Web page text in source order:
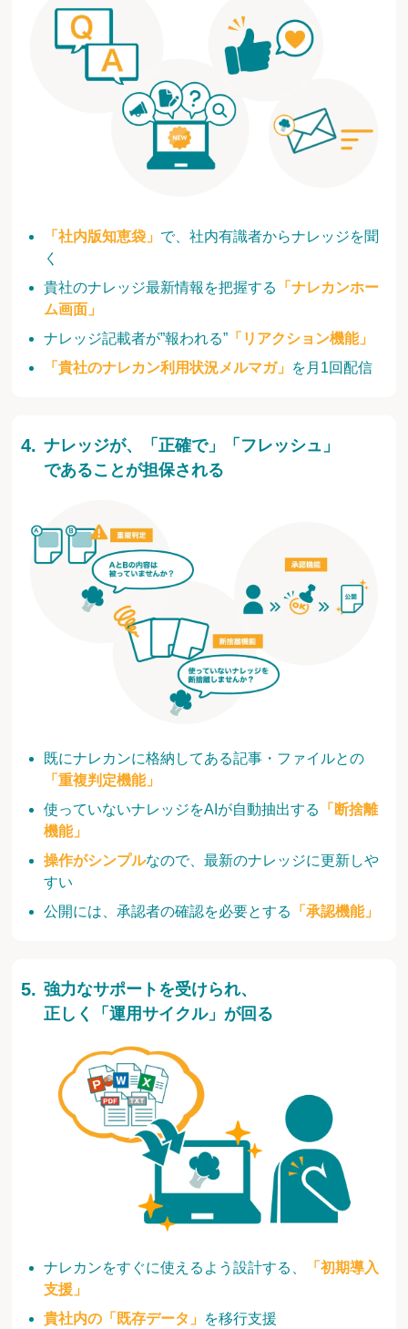
「社内版知恵袋」 で、社内有識者からナレッジを聞
く
貴社のナレッジ最新情報を把握する
「ナレカンホー
ム画面」
ナレッジ記載者が”報われる” 「リアクション機能」
「貴社のナレカン利用状況メルマガ」 を月1回配信
既にナレカンに格納してある記事・ファイルとの
「重複判定機能」
使っていないナレッジをAIが自動抽出する
「断捨離
機能」
操作がシンプルなので、最新のナレッジに更新しや
すい
公開には、承認者の確認を必要とする
「承認機能」
ナレッジが、「正確で」「フレッシュ」
であることが担保される
ナレカンをすぐに使えるよう設計する、
「初期導入
支援」
貴社内の「既存データ」 を移行支援
強力なサポートを受けられ、
正しく「運用サイクル」が回る